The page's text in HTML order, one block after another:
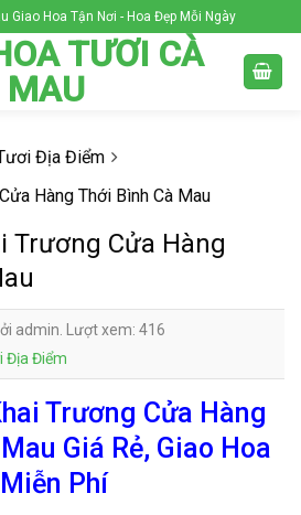
Giao Hoa Tận Nơi - Hoa Đẹp Mỗi Ngày
TƯƠI CÀ
MAU
Địa Điểm
Hàng Thới Bình Cà Mau
Trương Cửa Hàng
admin. Lượt xem: 416
Địa Điểm
Trương Cửa Hàng
Giá Rẻ, Giao Hoa
Miễn Phí